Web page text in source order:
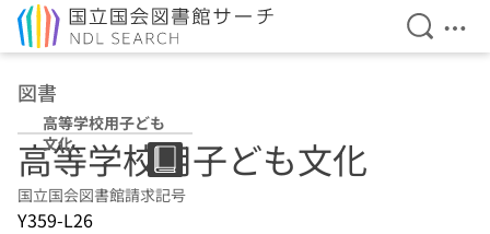
検索を
メ
図書
高等学校用子ども
文化
高等学校用子ども文化
国立国会図書館請求記号
Y359-L26